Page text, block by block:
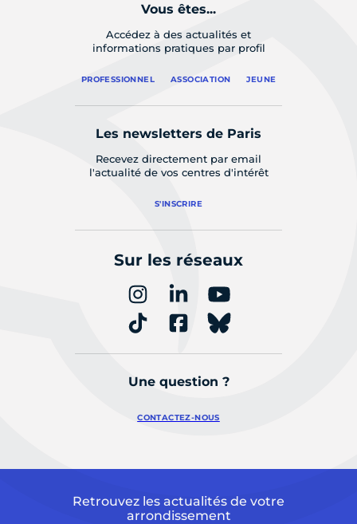
Vous êtes...
Accédez à des actualités et
informations pratiques par profil
PROFESSIONNEL ASSOCIATION JEUNE
Les newsletters de Paris
Recevez directement par email
l'actualité de vos centres d'intérêt
S'INSCRIRE
Sur les réseaux
Une question ?
CONTACTEZ-NOUS
Retrouvez les actualités de votre
arrondissement